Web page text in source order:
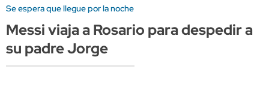
Se espera que llegue por la noche
Messi viaja a Rosario para despedir a
su padre Jorge